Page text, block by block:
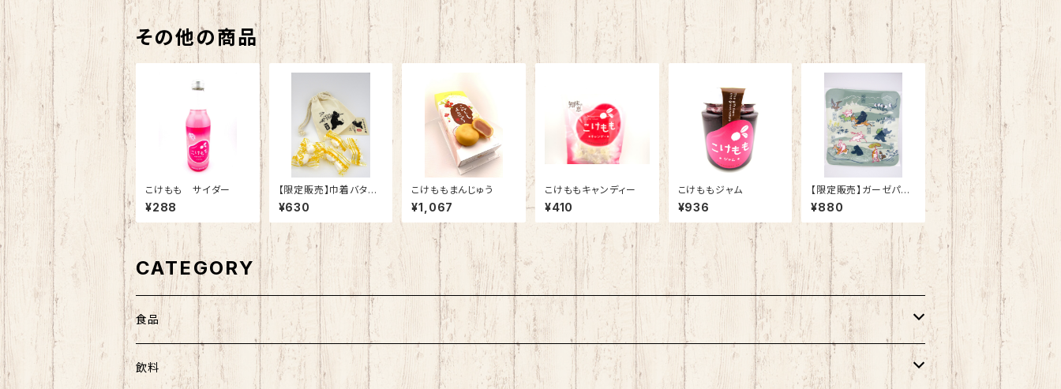
その他の商品
こけもも サイダー
¥288
【限定販売】巾着バター
飴
¥630
こけももまんじゅう
¥1,067
こけももキャンディー
¥410
こけももジャム
¥936
【限定販売】ガーゼパイ
ルハンカチ
¥880
CATEGORY
食品
農海産物
飲料